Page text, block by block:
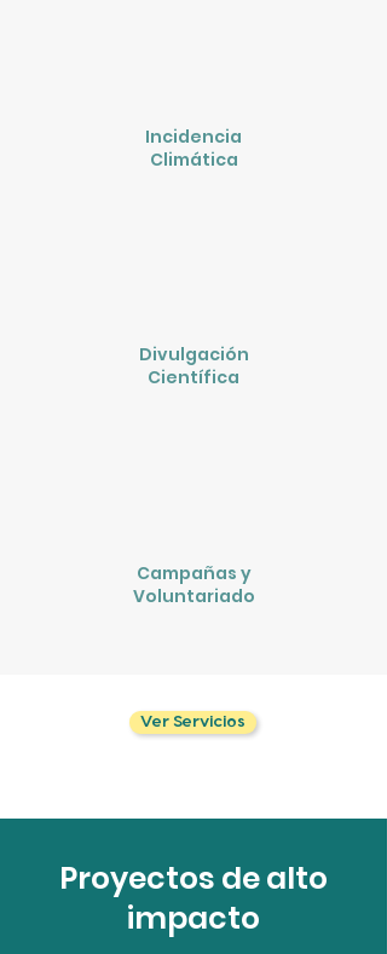
Incidencia
Climática
Divulgación
Científica
Campañas y
Voluntariado
Ver Servicios
Proyectos de alto
impacto